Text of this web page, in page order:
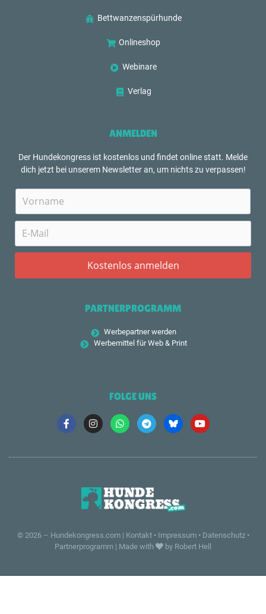
Bettwanzenspürhunde
Onlineshop
Webinare
Verlag
ANMELDEN
Der Hundekongress ist kostenlos und findet online statt. Melde
dich jetzt bei unserem Newsletter an, um nichts zu verpassen!
PARTNERPROGRAMM
Werbepartner werden
Werbemittel für Web & Print
FOLGE UNS
© 2026 – Hundekongress.com| Kontakt• Impressum• Datenschutz•
Partnerprogramm | Made with by Robert Hell